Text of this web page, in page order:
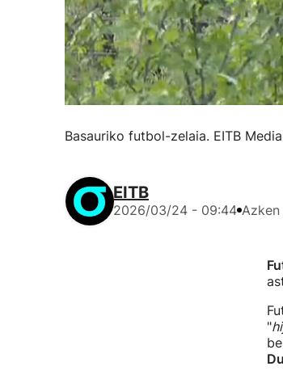
Basauriko futbol-zelaia. EITB
EITB
2026/03/24 - 09:44 Azken
"